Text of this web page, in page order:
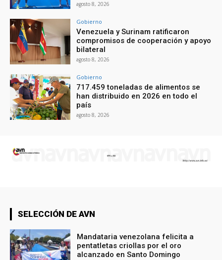
agosto 8, 2026
Gobierno
Venezuela y Surinam ratificaron
compromisos de cooperación y apoyo
bilateral
agosto 8, 2026
Gobierno
717.459 toneladas de alimentos se
han distribuido en 2026 en todo el
país
agosto 8, 2026
SELECCIÓN DE AVN
Mandataria venezolana felicita a
pentatletas criollas por el oro
alcanzado en Santo Domingo